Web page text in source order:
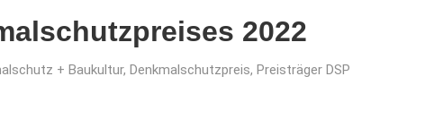
2022
+ Baukultur, Denkmalschutzpreis, Preisträger DSP